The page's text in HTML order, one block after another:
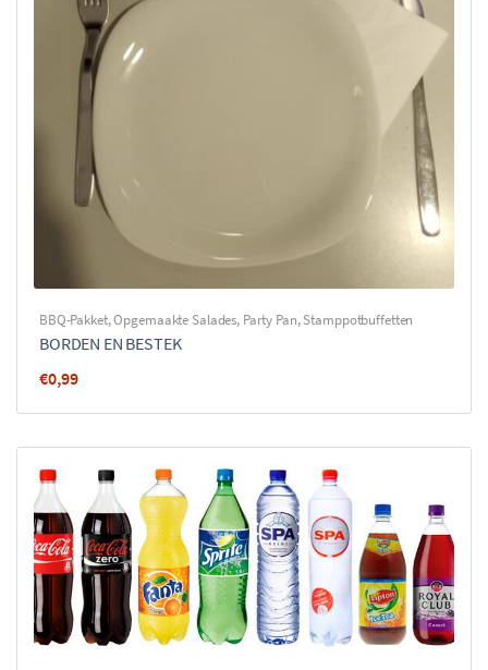
BBQ-Pakket,Opgemaakte Salades, Party Pan,Stamppotbuffetten
BORDEN EN BESTEK
€0,99